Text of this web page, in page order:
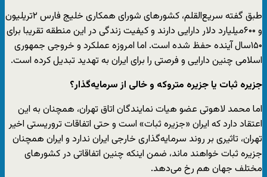
طبق گفته سریع‌القلم، کشورهای شورای همکاری خلیج فارس ۲تریلیون
و ۶۰۰میلیارد دلار دارایی دارند و کیفیت زندگی در این منطقه تقریبا برای
۱۵۰سال آینده حفظ شده است. اما امروزه عملکرد و خروجی جمهوری
اسلامی چنین دارایی و فرصتی را برای ایران به تهدید تبدیل کرده است.
جزیره ثبات یا جزیره متروکه و خالی از سرمایه‌گذار؟
اما محمد لاهوتی عضو هیات نمایندگان اتاق تهران، همچنان به این
اعتقاد دارد که ایران «جزیره ثبات» است و حتی اتفاقات تروریستی اخیر
تهران، تاثیری بر روند سرمایه‌گذاری خارجی ایران ندارد و ایران همچنان
جزیره ثبات خواهند ماند، ضمن اینکه چنین اتفاقاتی در کشورهای
مختلف جهان هم رخ می‌دهد.